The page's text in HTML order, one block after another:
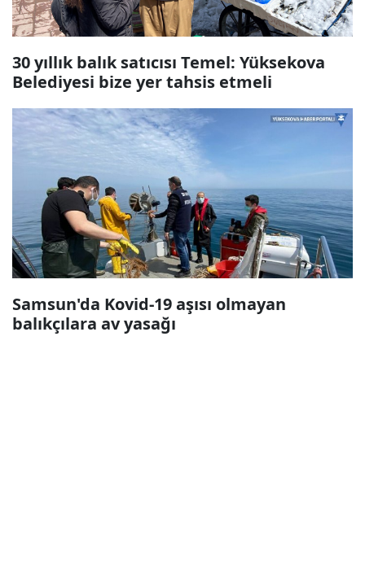
30 yıllık balık satıcısı Temel: Yüksekova
Belediyesi bize yer tahsis etmeli
Samsun'da Kovid-19 aşısı olmayan
balıkçılara av yasağı